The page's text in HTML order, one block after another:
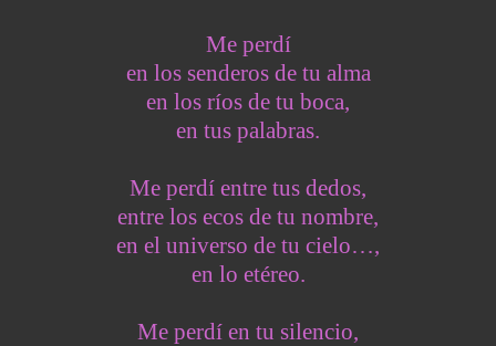
Me perdí
en los senderos de tu alma
en los ríos de tu boca,
en tus palabras.
Me perdí entre tus dedos,
entre los ecos de tu nombre,
en el universo de tu cielo…,
en lo etéreo.
Me perdí en tu silencio,